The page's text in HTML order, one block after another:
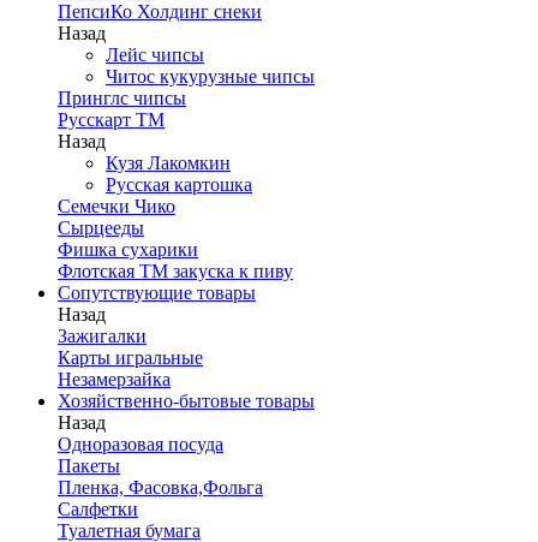
ПепсиКо Холдинг снеки
Назад
Лейс чипсы
Читос кукурузные чипсы
Принглс чипсы
Русскарт ТМ
Назад
Кузя Лакомкин
Русская картошка
Семечки Чико
Сырцееды
Фишка сухарики
Флотская ТМ закуска к пиву
Сопутствующие товары
Назад
Зажигалки
Карты игральные
Незамерзайка
Хозяйственно-бытовые товары
Назад
Одноразовая посуда
Пакеты
Пленка, Фасовка,Фольга
Салфетки
Туалетная бумага